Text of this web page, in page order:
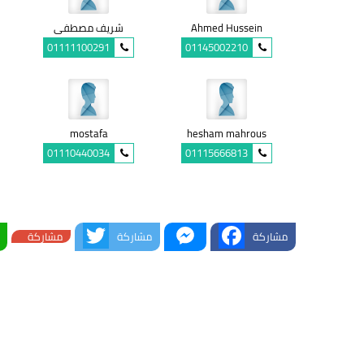
Ahmed Hussein
01145002210
شريف مصطفى
01111100291
hesham mahrous
01115666813
mostafa
01110440034
مشاركة Facebook
Messenger
مشاركة Twitterمشاركة